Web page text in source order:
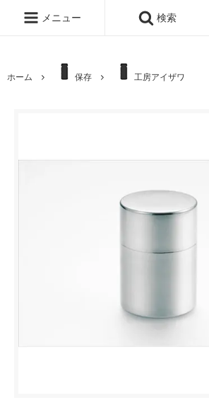
メニュー 検索
ホーム 保存 工房アイザワ